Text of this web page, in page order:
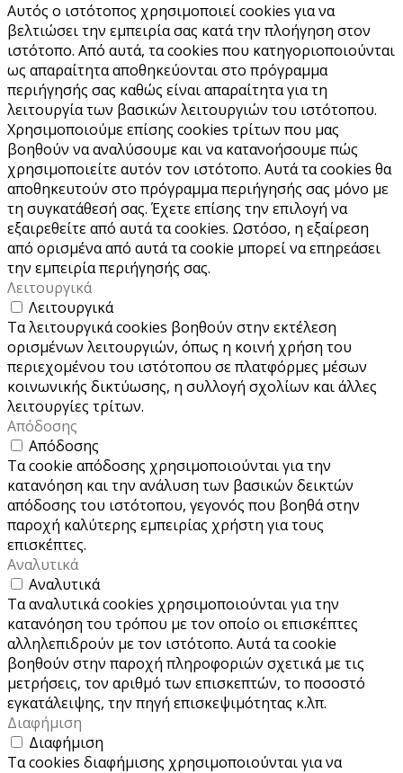
Αυτός ο ιστότοπος χρησιμοποιεί cookies για να
βελτιώσει την εμπειρία σας κατά την πλοήγηση στον
ιστότοπο. Από αυτά, τα cookies που κατηγοριοποιούνται
ως απαραίτητα αποθηκεύονται στο πρόγραμμα
περιήγησής σας καθώς είναι απαραίτητα για τη
λειτουργία των βασικών λειτουργιών του ιστότοπου.
Χρησιμοποιούμε επίσης cookies τρίτων που μας
βοηθούν να αναλύσουμε και να κατανοήσουμε πώς
χρησιμοποιείτε αυτόν τον ιστότοπο. Αυτά τα cookies θα
αποθηκευτούν στο πρόγραμμα περιήγησής σας μόνο με
τη συγκατάθεσή σας. Έχετε επίσης την επιλογή να
εξαιρεθείτε από αυτά τα cookies. Ωστόσο, η εξαίρεση
από ορισμένα από αυτά τα cookie μπορεί να επηρεάσει
την εμπειρία περιήγησής σας.
Λειτουργικά
Λειτουργικά
Τα λειτουργικά cookies βοηθούν στην εκτέλεση
ορισμένων λειτουργιών, όπως η κοινή χρήση του
περιεχομένου του ιστότοπου σε πλατφόρμες μέσων
κοινωνικής δικτύωσης, η συλλογή σχολίων και άλλες
λειτουργίες τρίτων.
Απόδοσης
Απόδοσης
Τα cookie απόδοσης χρησιμοποιούνται για την
κατανόηση και την ανάλυση των βασικών δεικτών
απόδοσης του ιστότοπου, γεγονός που βοηθά στην
παροχή καλύτερης εμπειρίας χρήστη για τους
επισκέπτες.
Αναλυτικά
Αναλυτικά
Τα αναλυτικά cookies χρησιμοποιούνται για την
κατανόηση του τρόπου με τον οποίο οι επισκέπτες
αλληλεπιδρούν με τον ιστότοπο. Αυτά τα cookie
βοηθούν στην παροχή πληροφοριών σχετικά με τις
μετρήσεις, τον αριθμό των επισκεπτών, το ποσοστό
εγκατάλειψης, την πηγή επισκεψιμότητας κ.λπ.
Διαφήμιση
Διαφήμιση
Τα cookies διαφήμισης χρησιμοποιούνται για να